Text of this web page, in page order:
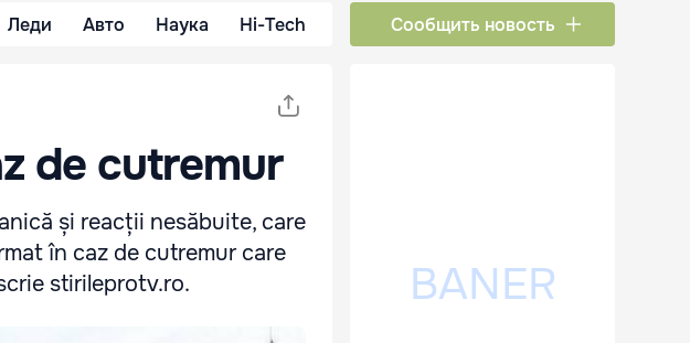
Леди Авто Наука Hi-Tech Сообщить новость
de cutremur
și reacții nesăbuite, care
în caz de cutremur care
stirileprotv.ro.